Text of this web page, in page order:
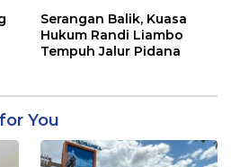
Serangan Balik, Kuasa
Hukum Randi Liambo
Tempuh Jalur Pidana
You